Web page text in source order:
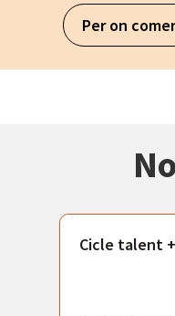
Per on
Cicle talent